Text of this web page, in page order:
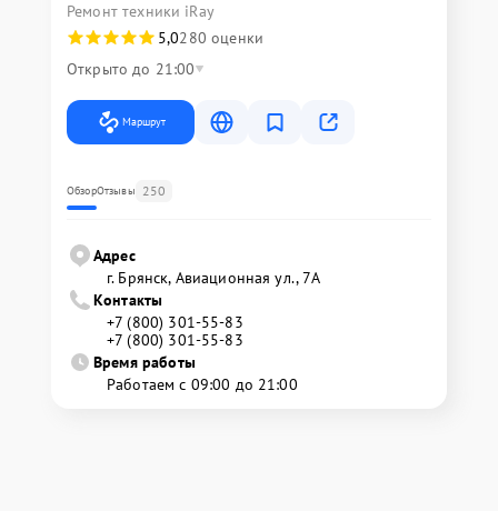
Ремонт техники iRay
5,0280 оценки
Открыто до 21:00
Маршрут
ОбзорОтзывы 250
Адрес
г. Брянск, Авиационная ул., 7А
Контакты
+7 (800) 301-55-83
+7 (800) 301-55-83
Время работы
Работаем с 09:00 до 21:00